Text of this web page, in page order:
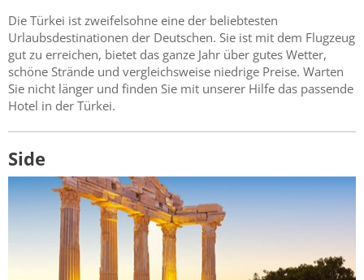
Die Türkei ist zweifelsohne eine der beliebtesten
Urlaubsdestinationen der Deutschen. Sie ist mit dem Flugzeug
gut zu erreichen, bietet das ganze Jahr über gutes Wetter,
schöne Strände und vergleichsweise niedrige Preise. Warten
Sie nicht länger und finden Sie mit unserer Hilfe das passende
Hotel in der Türkei.
Side